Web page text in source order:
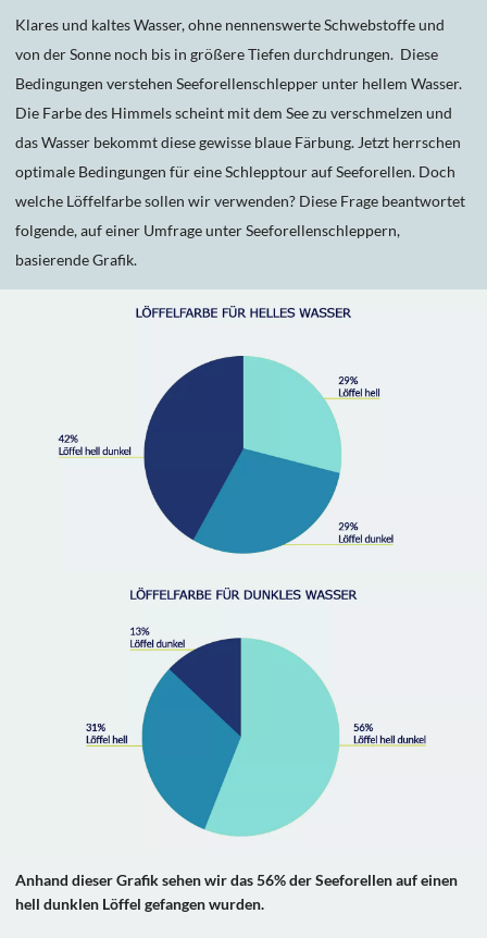
Klares und kaltes Wasser, ohne nennenswerte Schwebstoffe und
von der Sonne noch bis in größere Tiefen durchdrungen. Diese
Bedingungen verstehen Seeforellenschlepper unter hellem Wasser.
Die Farbe des Himmels scheint mit dem See zu verschmelzen und
das Wasser bekommt diese gewisse blaue Färbung. Jetzt herrschen
optimale Bedingungen für eine Schlepptour auf Seeforellen. Doch
welche Löffelfarbe sollen wir verwenden? Diese Frage beantwortet
folgende, auf einer Umfrage unter Seeforellenschleppern,
basierende Grafik.
Anhand dieser Grafik sehen wir das 56% der Seeforellen auf einen
hell dunklen Löffel gefangen wurden.